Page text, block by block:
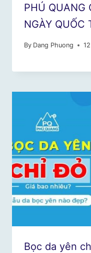
PHÚ QUANG
NGÀY QUỐC
By Dang Phuong
Bọc da yên